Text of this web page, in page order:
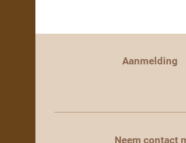
Aanmelding
Neem contact